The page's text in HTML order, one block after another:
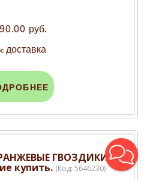
руб.
доставка
ГВОЗДИКИ
купить. (Код: 5646230)